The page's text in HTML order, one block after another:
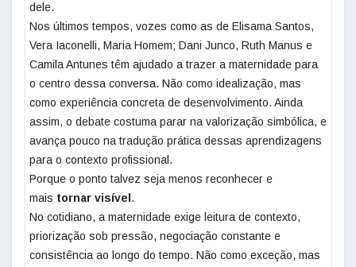
dele.
Nos últimos tempos, vozes como as de Elisama Santos,
Vera Iaconelli, Maria Homem; Dani Junco, Ruth Manus e
Camila Antunes têm ajudado a trazer a maternidade para
o centro dessa conversa. Não como idealização, mas
como experiência concreta de desenvolvimento. Ainda
assim, o debate costuma parar na valorização simbólica, e
avança pouco na tradução prática dessas aprendizagens
para o contexto profissional.
Porque o ponto talvez seja menos reconhecer e
mais tornar visível .
No cotidiano, a maternidade exige leitura de contexto,
priorização sob pressão, negociação constante e
consistência ao longo do tempo. Não como exceção, mas